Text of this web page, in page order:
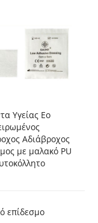
Υγείας Eo
Αδιάβροχος
με μαλακό PU
επίδεσμο